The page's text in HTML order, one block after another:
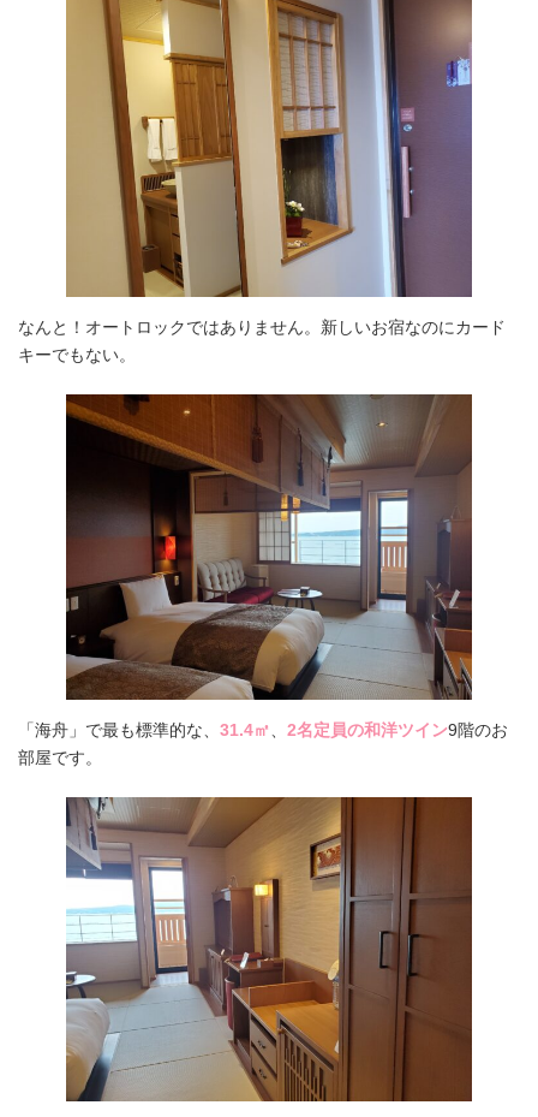
なんと！オートロックではありません。新しいお宿なのにカード
キーでもない。
「海舟」で最も標準的な、 31.4㎡ 2名定員の和洋ツイン9階のお
部屋です。